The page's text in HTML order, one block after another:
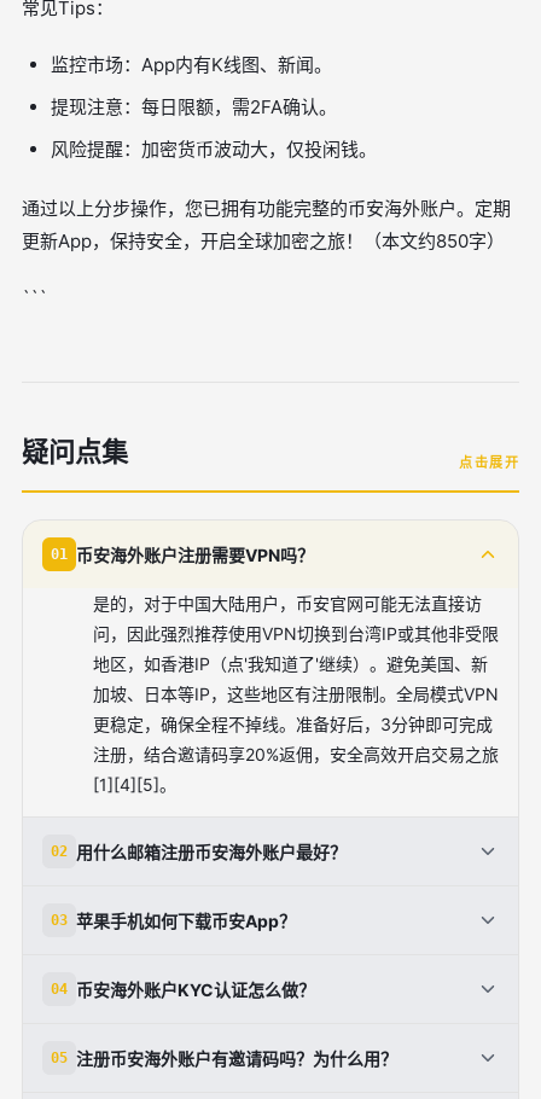
常见Tips：
监控市场：App内有K线图、新闻。
提现注意：每日限额，需2FA确认。
风险提醒：加密货币波动大，仅投闲钱。
通过以上分步操作，您已拥有功能完整的币安海外账户。定期
更新App，保持安全，开启全球加密之旅！（本文约850字）
```
疑问点集 点击展开
01 币安海外账户注册需要VPN吗？
是的，对于中国大陆用户，币安官网可能无法直接访
问，因此强烈推荐使用VPN切换到台湾IP或其他非受限
地区，如香港IP（点'我知道了'继续）。避免美国、新
加坡、日本等IP，这些地区有注册限制。全局模式VPN
更稳定，确保全程不掉线。准备好后，3分钟即可完成
注册，结合邀请码享20%返佣，安全高效开启交易之旅
[1][4][5]。
02 用什么邮箱注册币安海外账户最好？
快、更可靠；国内也可QQ或163邮箱。手机号选+86
知和安全码。避免废弃邮箱，以防遗忘导致账号问题。
03 苹果手机如何下载币安App？
方法包括：修改现有ID地区为台湾、注册新台湾ID，或
币安海外账户，立即设置安全验证。官方渠道最安全，
04 币安海外账户KYC认证怎么做？
中国地区，上传身份证正反面、人脸识别，填写姓名、
05 注册币安海外账户有邀请码吗？为什么用？